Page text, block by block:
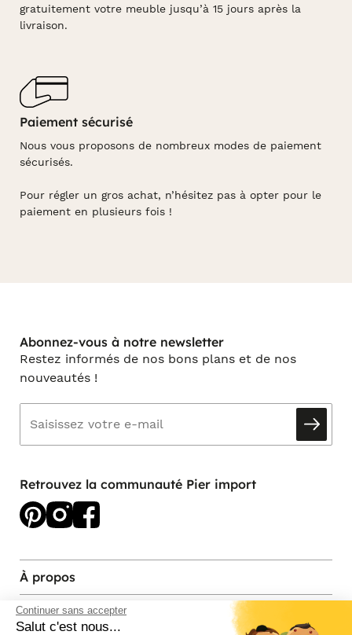
Continuer sans accepter
Salut c'est nous...
gratuitement votre meuble jusqu’à 15 jours après la
livraison.
Paiement sécurisé
Nous vous proposons de nombreux modes de paiement
sécurisés.
Pour régler un gros achat, n’hésitez pas à opter pour le
paiement en plusieurs fois !
Abonnez-vous à notre newsletter
Restez informés de nos bons plans et de nos
nouveautés !
Retrouvez la communauté Pier import
À propos
Services et contact